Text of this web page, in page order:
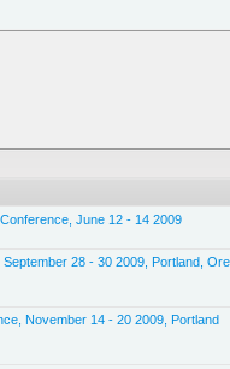
June 12 - 14 2009
28 - 30 2009, Portland,
November 14 - 20 2009, Portland